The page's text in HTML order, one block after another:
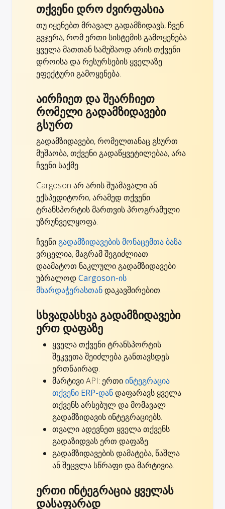
თქვენი დრო ძვირფასია
თუ იყენებთ მრავალ გადამზიდავს, ჩვენ
გვჯერა, რომ ერთი სისტემის გამოყენება
ყველა მათთან სამუშაოდ არის თქვენი
დროისა და რესურსების ყველაზე
ეფექტური გამოყენება.
აირჩიეთ და შეარჩიეთ
რომელი გადამზიდავები
გსურთ
გადამზიდავები, რომელთანაც გსურთ
მუშაობა, თქვენი გადაწყვეტილებაა, არა
ჩვენი საქმე.
Cargoson არ არის შუამავალი ან
ექსპედიტორი, არამედ თქვენი
ტრანსპორტის მართვის პროგრამული
უზრუნველყოფა.
ჩვენიგადამზიდავების მონაცემთა ბაზა
ვრცელია, მაგრამ შეგიძლიათ
დაამატოთ ნაკლული გადამზიდავები
უბრალოდCargoson-ის
მხარდაჭერასთანდაკავშირებით.
სხვადასხვა გადამზიდავები
ერთ დაფაზე
ყველა თქვენი ტრანსპორტის
შეკვეთა შეიძლება განთავსდეს
ერთნაირად.
მარტივი API: ერთიინტეგრაცია
თქვენი ERP-დანდაფარავს ყველა
თქვენს არსებულ და მომავალ
გადამზიდავის ინტეგრაციებს.
თვალი ადევნეთ ყველა თქვენს
გადაზიდვას ერთ დაფაზე.
გადამზიდავების დამატება, წაშლა
ან შეცვლა სწრაფი და მარტივია.
ერთი ინტეგრაცია ყველას
დასაფარად